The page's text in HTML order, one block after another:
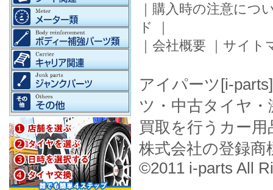
｜ 購入時の注意につ
ド
｜
｜ 会社概要 ｜ サイト
アイパーツ[i-
ツ・中古タイヤ
買取を行うカー
株式会社の登録商
©2011 i-parts All